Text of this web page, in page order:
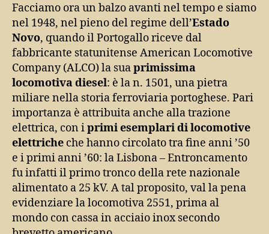
Facciamo ora un balzo avanti nel tempo e siamo
nel 1948, nel pieno del regime dell’Estado
Novo, quando il Portogallo riceve dal
fabbricante statunitense American Locomotive
Company (ALCO) la suaprimissima
locomotiva diesel: è la n. 1501, una pietra
miliare nella storia ferroviaria portoghese. Pari
importanza è attribuita anche alla trazione
elettrica, con iprimi esemplari di locomotive
elettriche che hanno circolato tra fine anni ’50
e i primi anni ’60: la Lisbona – Entroncamento
fu infatti il primo tronco della rete nazionale
alimentato a 25 kV. A tal proposito, val la pena
evidenziare la locomotiva 2551, prima al
mondo con cassa in acciaio inox secondo